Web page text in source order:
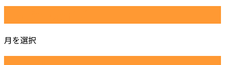
月を選択